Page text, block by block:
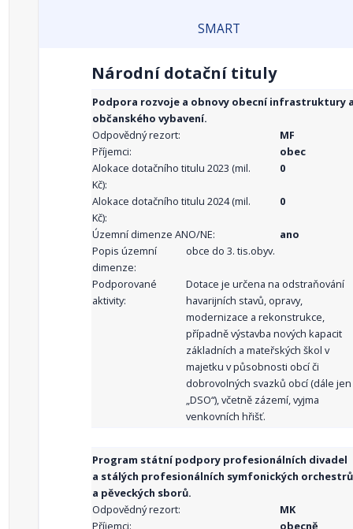
SMART
Národní dotační tituly
Podpora rozvoje a obnovy obecní infrastruktury
občanského vybavení.
Odpovědný rezort:
MF
Příjemci:
obec
Alokace dotačního titulu 2023 (mil.
Kč):
0
Alokace dotačního titulu 2024 (mil.
Kč):
0
Územní dimenze ANO/NE:
ano
Popis územní
dimenze:
obce do 3. tis.obyv.
Podporované
aktivity:
Dotace je určena na odstraňování
havarijních stavů, opravy,
modernizace a rekonstrukce,
případně výstavba nových kapacit
základních a mateřských škol v
majetku v působnosti obcí či
dobrovolných svazků obcí (dále jen
„DSO“), včetně zázemí, vyjma
venkovních hřišť.
Program státní podpory profesionálních divadel
a stálých profesionálních symfonických orchestrů
a pěveckých sborů.
Odpovědný rezort:
MK
Příjemci:
obecně